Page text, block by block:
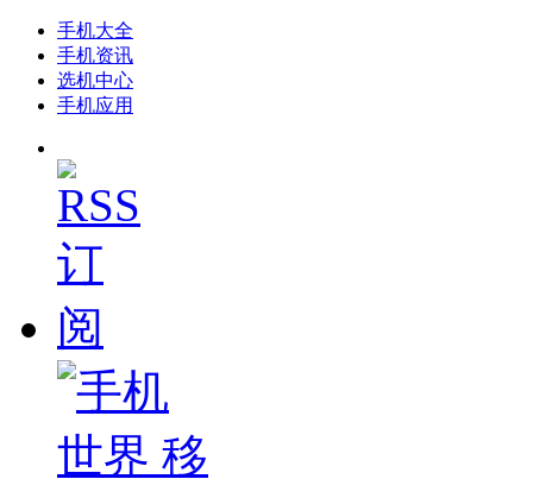
手机大全
手机资讯
选机中心
手机应用